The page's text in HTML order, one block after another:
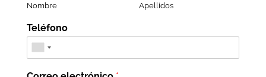
Nombre Apellidos
Teléfono